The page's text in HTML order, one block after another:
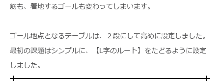
筋も、着地するゴールも変わってしまいます。
ゴール地点となるテーブルは、２段にして高めに設定しました。
最初の課題はシンプルに、【L字のルート】をたどるように設定
しました。